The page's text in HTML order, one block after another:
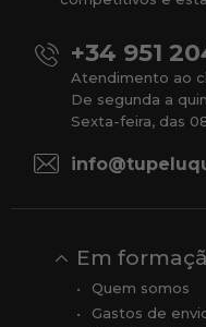
+34 951
Atendimento ao
De segunda a
Sexta-feira, das
Em
Quem somos
Gastos de